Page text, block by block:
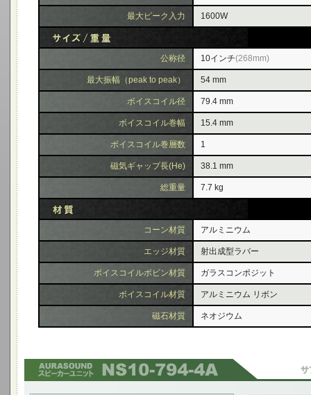
最大ピーク入力 1600W
公称径 10インチ(268mm)
最大振幅（peak to peak） 54 mm
ボイスコイル径 79.4 mm
ボイスコイル巻幅 15.4 mm
ボイスコイル巻層数 1
磁気ギャップ長(He) 38.1 mm
総重量 7.7 kg
コーン材質 アルミニウム
エッジ材質 射出成型ラバー
ボイスコイルボビン材質 ガラスコンポジット
ボイスコイル材質 アルミニウム リボン
磁石材質 ネオジウム